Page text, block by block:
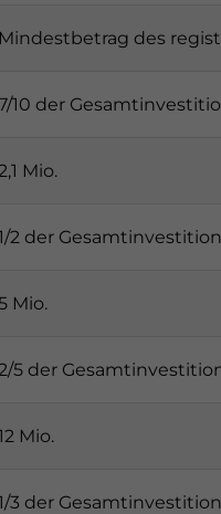
Mindestbetrag des
10 der
Mio.
2 der Gesamtinvestition
Mio.
5 der
Mio.
3 der Gesamtinvestition